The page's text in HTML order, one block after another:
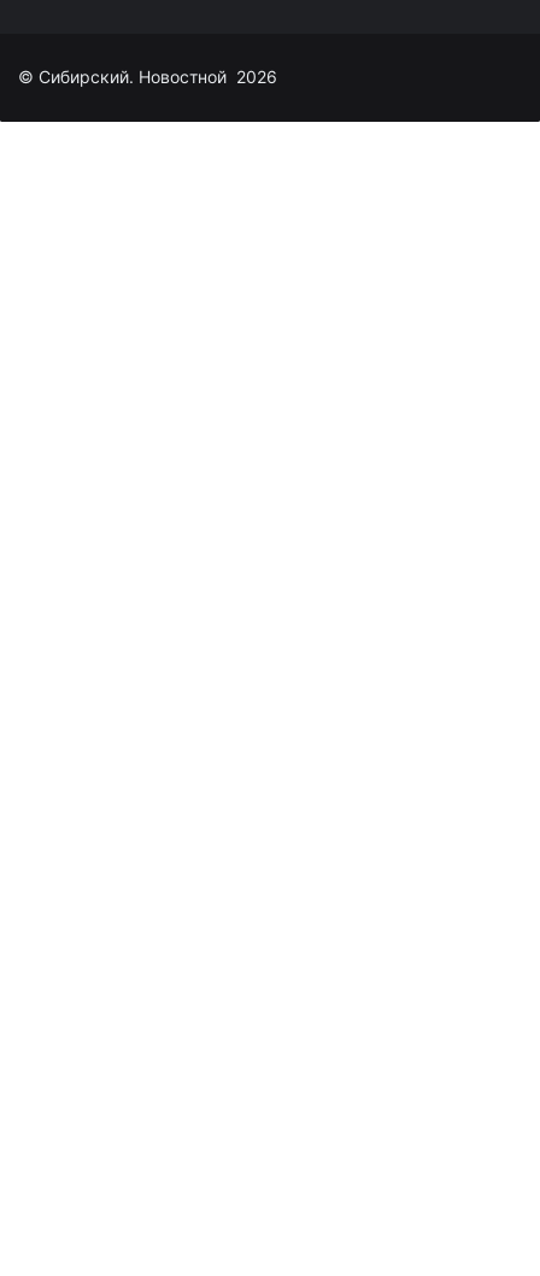
© Сибирский. Новостной 2026